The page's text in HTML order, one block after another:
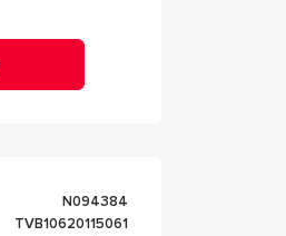
n094384
TVB10620115061